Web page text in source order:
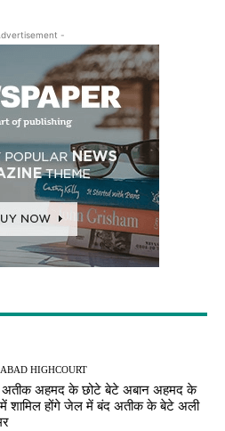
-
HIGHCOURT
अतीक अहमद के छोटे बेटे अबान अहमद के
शामिल होंगे जेल में बंद अतीक के बेटे अली